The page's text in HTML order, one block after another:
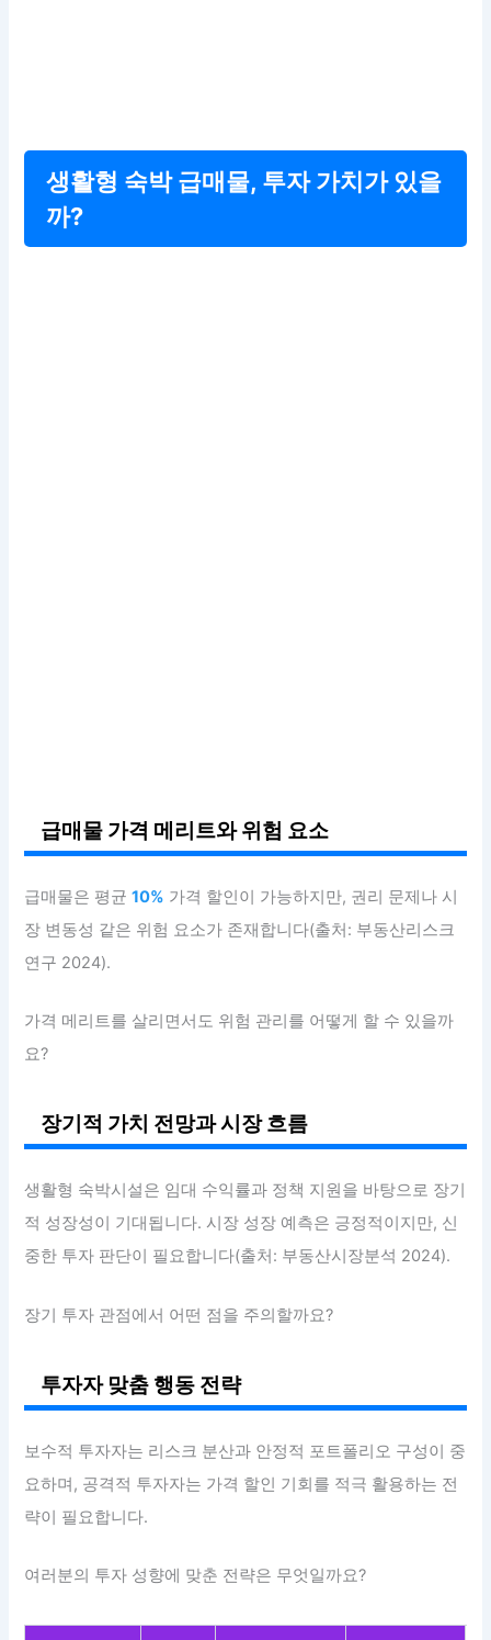
생활형 숙박 급매물, 투자 가치가 있을
까?
급매물 가격 메리트와 위험 요소
급매물은 평균10% 가격 할인이 가능하지만, 권리 문제나 시
장 변동성 같은 위험 요소가 존재합니다(출처: 부동산리스크
연구 2024).
가격 메리트를 살리면서도 위험 관리를 어떻게 할 수 있을까
요?
장기적 가치 전망과 시장 흐름
생활형 숙박시설은 임대 수익률과 정책 지원을 바탕으로 장기
적 성장성이 기대됩니다. 시장 성장 예측은 긍정적이지만, 신
중한 투자 판단이 필요합니다(출처: 부동산시장분석 2024).
장기 투자 관점에서 어떤 점을 주의할까요?
투자자 맞춤 행동 전략
보수적 투자자는 리스크 분산과 안정적 포트폴리오 구성이 중
요하며, 공격적 투자자는 가격 할인 기회를 적극 활용하는 전
략이 필요합니다.
여러분의 투자 성향에 맞춘 전략은 무엇일까요?